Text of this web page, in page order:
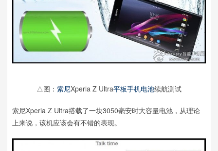
△图： 索尼Xperia Z Ultra平板手机电池续航测试
索尼Xperia Z Ultra搭载了一块3050毫安时大容量电池，从理论
上来说，该机应该会有不错的表现。